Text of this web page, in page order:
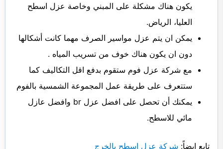
يكون هناك مشكلة على المبني وخاصة عزل اسطح
العليا، الرياض.
يمكن ان يتم عزل مواسير الصرف مهما كانت أشكالها
دون ان يكون هناك خوف من تسريب المياه .
مع شركة عزل فوم ستقوم بدفع اقل التكاليف كما
ستتعرف على طريقة عمل المجموعة الشمسية بالفوم
يمكنك أن تحصل على افضل عزل br وافضل عازل
مائي للاسطح.
تابع ايضاً: شركة عزل اسطح بالخرج